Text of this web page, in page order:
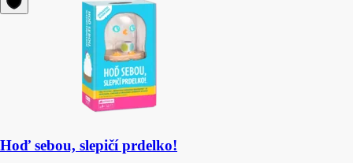
Hoď sebou, slepičí prdelko!